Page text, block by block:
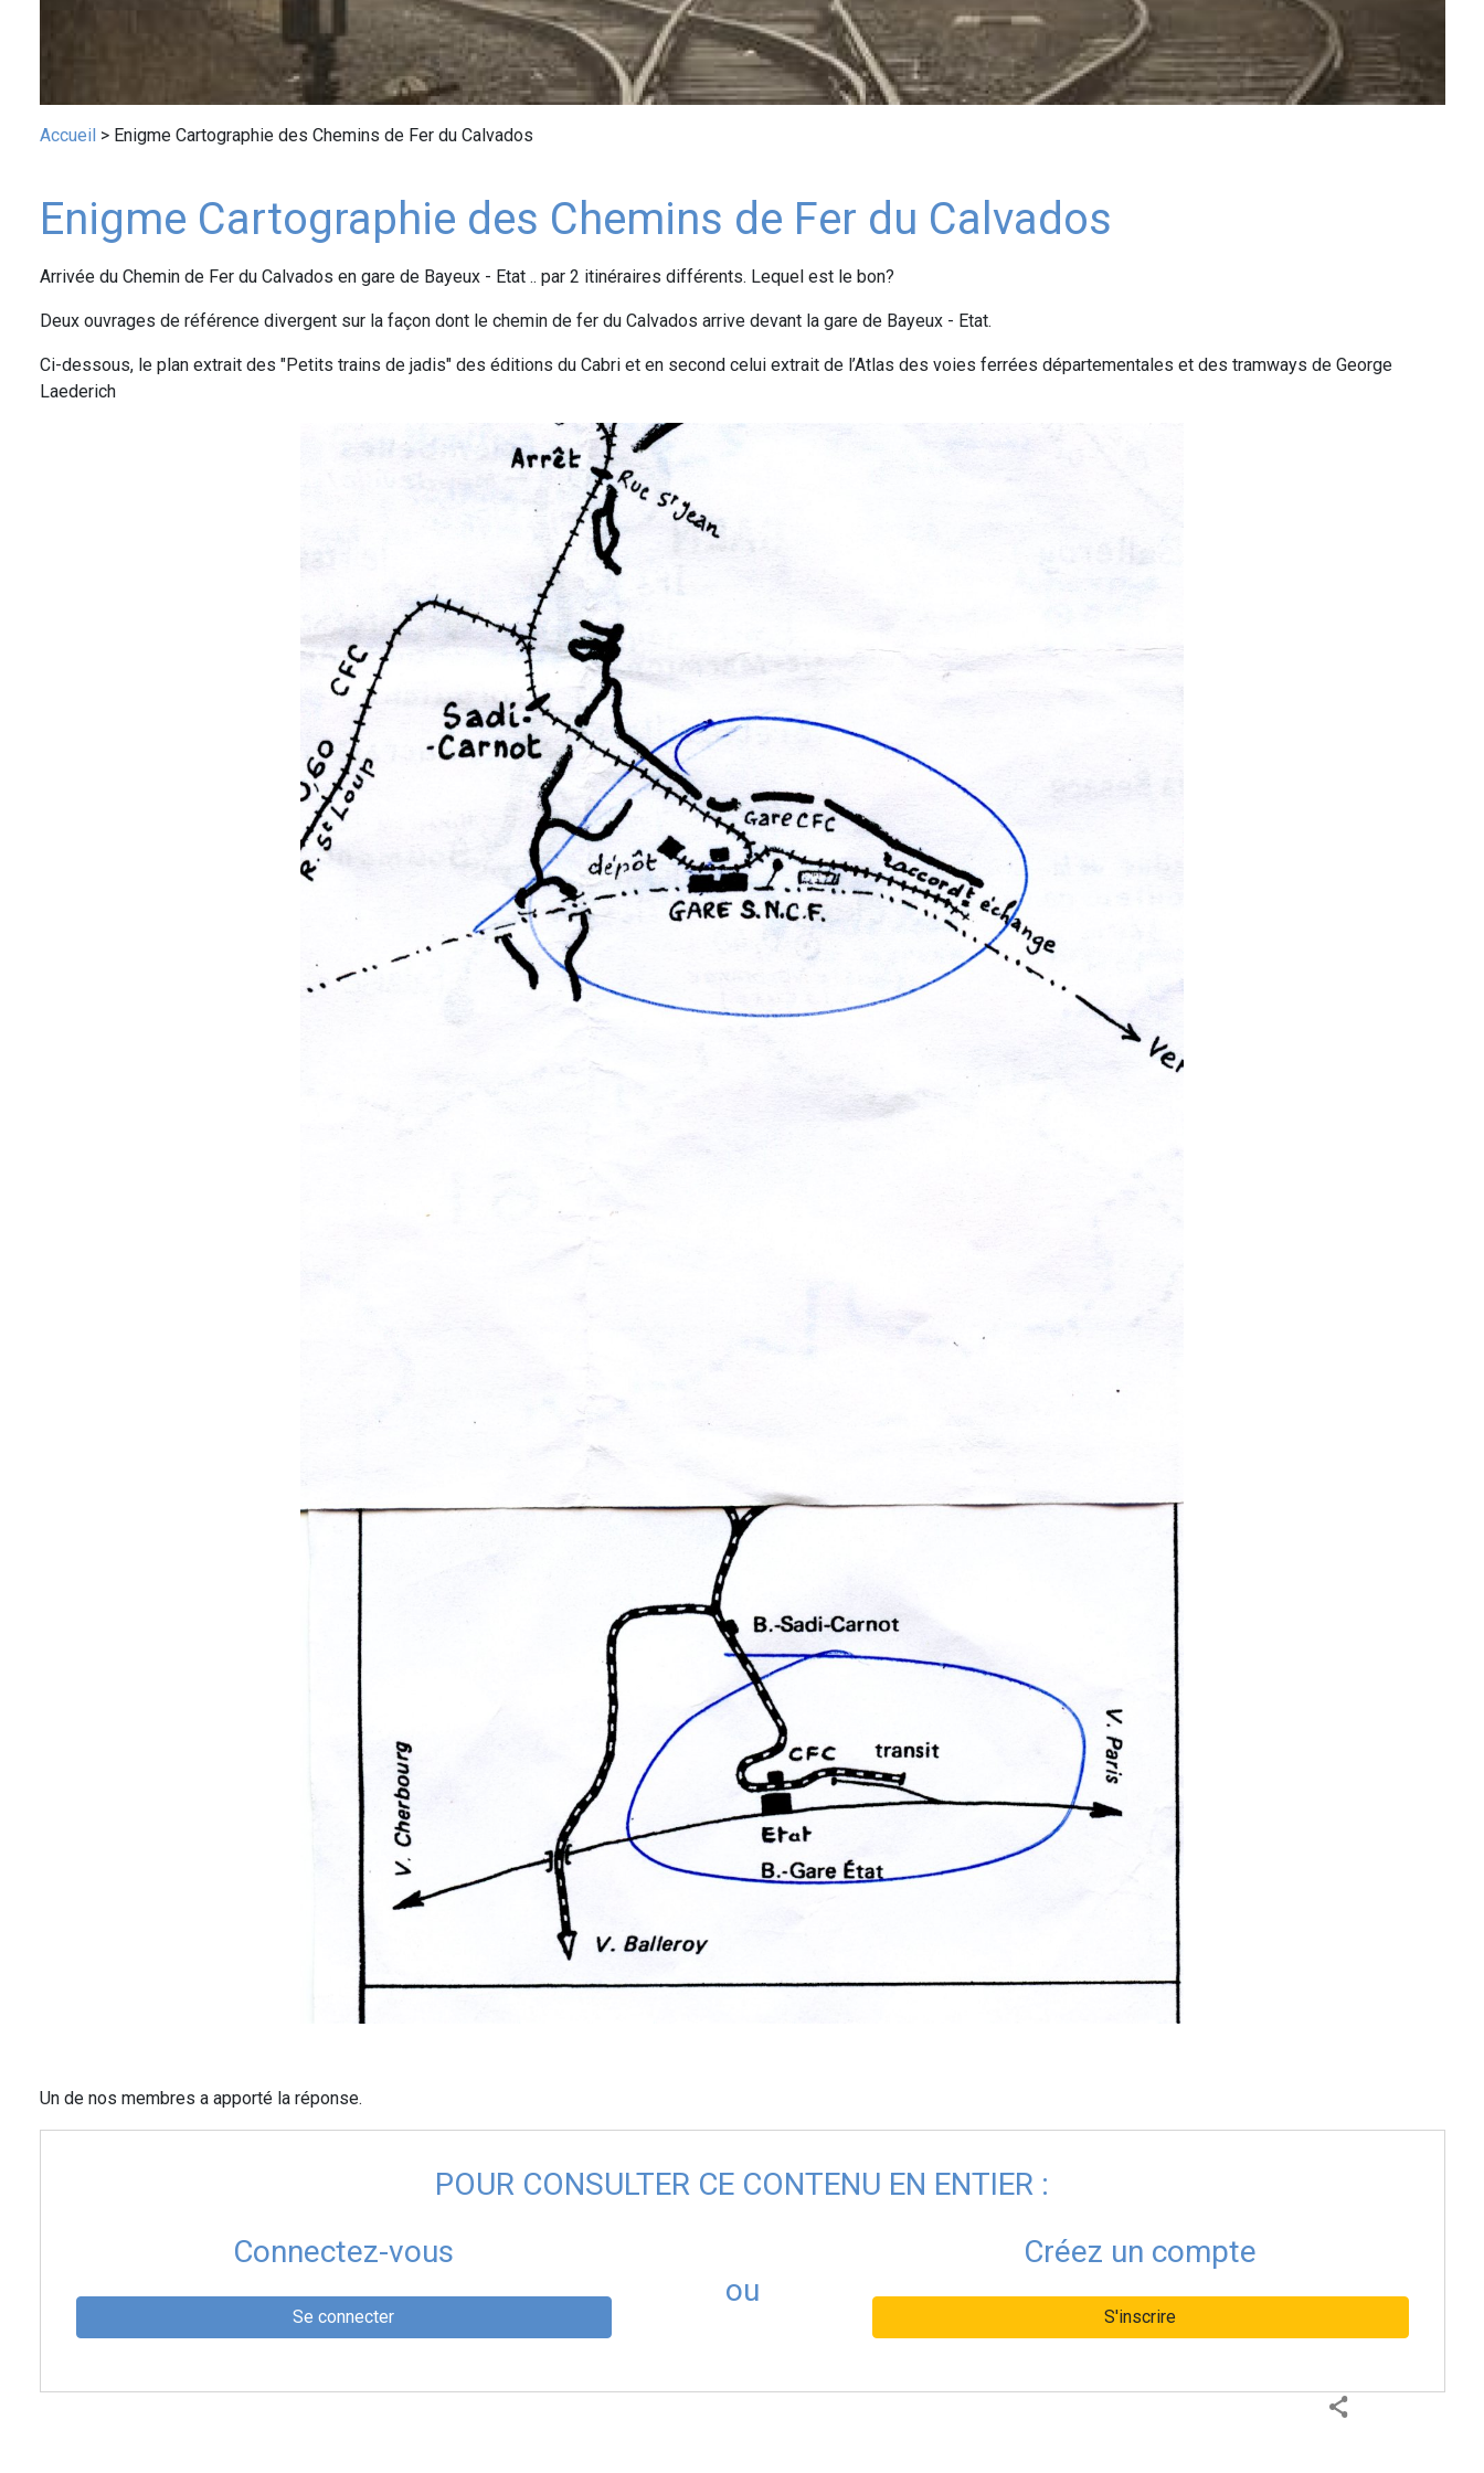
Fil
Accueil Enigme Cartographie des Chemins de Fer du Calvados
Enigme Cartographie des Chemins de Fer du Calvados
Contenu
Arrivée du Chemin de Fer du Calvados en gare de Bayeux - Etat .. par 2 itinéraires différents. Lequel est le bon?
Deux ouvrages de référence divergent sur la façon dont le chemin de fer du Calvados arrive devant la gare de Bayeux - Etat.
Ci-dessous, le plan extrait des "Petits trains de jadis" des éditions du Cabri et en second celui extrait de l’Atlas des voies ferrées départementales et des tramways de George
Laederich
Un de nos membres a apporté la réponse.
POUR CONSULTER CE CONTENU EN ENTIER :
Connectez-vous
Se connecter
ou
Créez un compte
S'inscrire